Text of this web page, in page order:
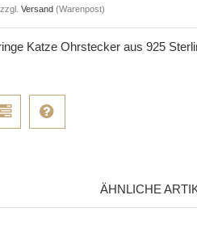
Versand (Warenpost)
Katze Ohrstecker aus 925
ÄHNLICHE